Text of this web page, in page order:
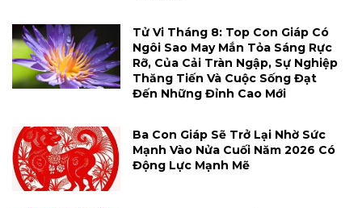
Tử Vi Tháng 8: Top Con Giáp Có
Ngôi Sao May Mắn Tỏa Sáng Rực
Rỡ, Của Cải Tràn Ngập, Sự Nghiệp
Thăng Tiến Và Cuộc Sống Đạt
Đến Những Đỉnh Cao Mới
Ba Con Giáp Sẽ Trở Lại Nhờ Sức
Mạnh Vào Nửa Cuối Năm 2026 Có
Động Lực Mạnh Mẽ